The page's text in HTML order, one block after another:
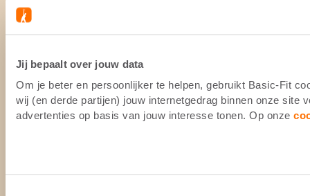
Jij bepaalt over jouw data
Om je beter en persoonlijker te helpen, gebruikt Basic-Fit
wij (en derde partijen) jouw internetgedrag binnen onze site
advertenties op basis van jouw interesse tonen. Op onze